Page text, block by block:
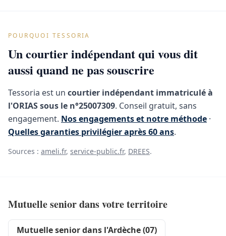
POURQUOI TESSORIA
Un courtier indépendant qui vous dit
aussi quand ne pas souscrire
Tessoria est un courtier indépendant immatriculé à
l'ORIAS sous le n°25007309. Conseil gratuit, sans
engagement. Nos engagements et notre méthode ·
Quelles garanties privilégier après 60 ans.
Sources : ameli.fr, service-public.fr, DREES.
Mutuelle senior dans votre territoire
Mutuelle senior dans l'Ardèche (07)